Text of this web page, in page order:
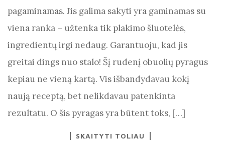
pagaminamas. Jis galima sakyti yra gaminamas su
viena ranka – užtenka tik plakimo šluotelės,
ingredientų irgi nedaug. Garantuoju, kad jis
greitai dings nuo stalo! Šį rudenį obuolių pyragus
kepiau ne vieną kartą. Vis išbandydavau kokį
naują receptą, bet nelikdavau patenkinta
rezultatu. O šis pyragas yra būtent toks, […]
SKAITYTI TOLIAU